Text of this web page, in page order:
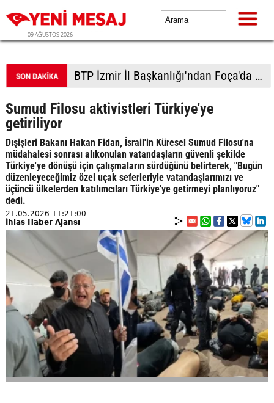
09 AĞUSTOS 2026
Mersin'de kaza sonrası araçlar alev aldı: 1 ölü, 2 yaralı
Sumud Filosu aktivistleri Türkiye'ye
getiriliyor
Dışişleri Bakanı Hakan Fidan, İsrail'in Küresel Sumud Filosu'na
müdahalesi sonrası alıkonulan vatandaşların güvenli şekilde
Türkiye'ye dönüşü için çalışmaların sürdüğünü belirterek, "Bugün
düzenleyeceğimiz özel uçak seferleriyle vatandaşlarımızı ve
üçüncü ülkelerden katılımcıları Türkiye'ye getirmeyi planlıyoruz"
dedi.
21.05.2026 11:21:00
İhlas Haber Ajansı